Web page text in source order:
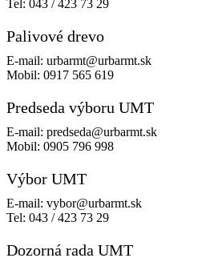
Tel: 043 / 423 73 29
Palivové drevo
E-mail: urbarmt@urbarmt.sk
Mobil: 0917 565 619
Predseda výboru UMT
E-mail: predseda@urbarmt.sk
Mobil: 0905 796 998
Výbor UMT
E-mail: vybor@urbarmt.sk
Tel: 043 / 423 73 29
Dozorná rada UMT